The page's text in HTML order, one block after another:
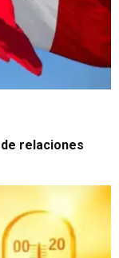
relaciones